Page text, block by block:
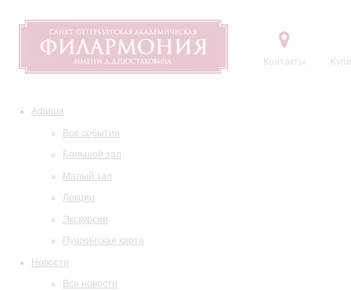
Контакты
Афиша
Все события
Большой зал
Малый зал
Лекции
Экскурсии
Пушкинская карта
Новости
Все новости